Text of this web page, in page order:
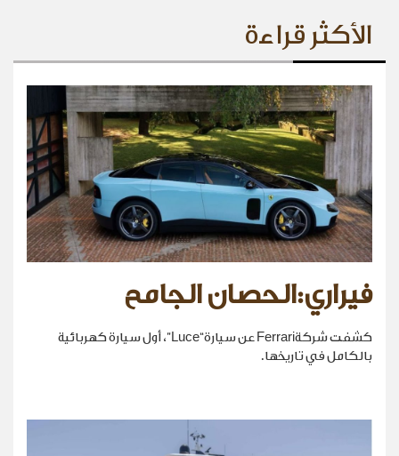
الأكثر قراءة
فيراري:الحصان الجامح
كشفت شركةFerrari عن سيارة“Luce”، أول سيارة كهربائية
بالكامل في تاريخها.